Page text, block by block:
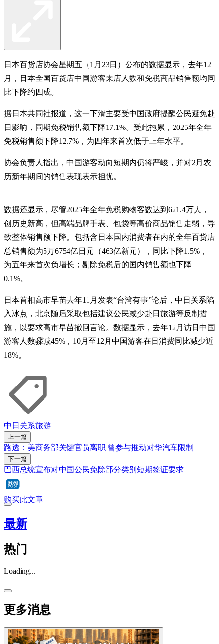
日本百货店协会星期五（1月23日）公布的数据显示，去年12
月，日本全国百货店中国游客来店人数和免税商品销售额均同
比下降约四成。
据日本共同社报道，这一下滑主要受中国政府提醒公民避免赴
日影响，同期免税销售额下降17.1%。受此拖累，2025年全年
免税销售额下降12.7%，为四年来首次低于上年水平。
协会负责人指出，中国游客动向短期内仍将严峻，并对2月农
历新年期间的销售表现表示担忧。
数据还显示，尽管2025年全年免税购物客数达到621.4万人，
创历史新高，但高端品牌手表、包袋等高价商品销售走弱，导
致整体销售额下降。包括含日本国内消费者在内的全年百货店
总销售额为5万6754亿日元（463亿新元），同比下降1.5%，
为五年来首次负增长；剔除免税后的国内销售额也下降
0.1%。
日本首相高市早苗去年11月发表“台湾有事”论后，中日关系陷
入冰点，北京随后采取包括建议公民减少赴日旅游等反制措
施，以要求高市早苗撤回言论。数据显示，去年12月访日中国
游客人数骤减45%，10月至12月中国游客在日消费同比减少近
18%。
中日关系旅游
上一篇
路透：美商务部关键官员离职 曾参与推动对华汽车限制
下一篇
巴西总统宣布对中国公民免除部分类别短期签证要求
购买此文章
最新
热门
Loading...
更多消息